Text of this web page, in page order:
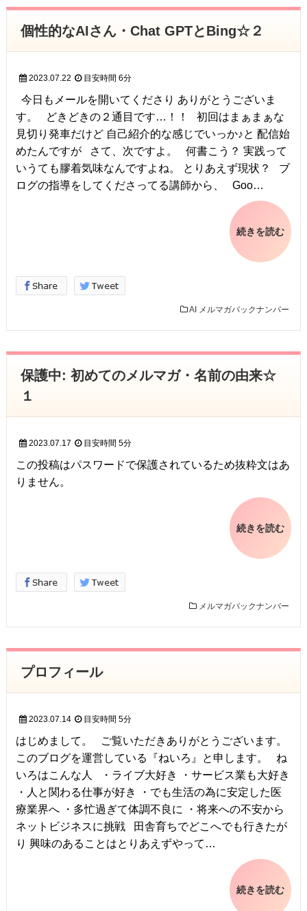
個性的なAIさん・Chat GPTとBing☆２
2023.07.22 目安時間 6分
今日もメールを開いてくださり ありがとうございま
す。 どきどきの２通目です…！！ 初回はまぁまぁな
見切り発車だけど 自己紹介的な感じでいっか♪と 配信始
めたんですが さて、次ですよ。 何書こう？ 実践って
いうても膠着気味なんですよね。 とりあえず現状？ ブ
ログの指導をしてくださってる講師から、 Goo…
続きを読む
AI メルマガバックナンバー
保護中: 初めてのメルマガ・名前の由来☆
１
2023.07.17 目安時間 5分
この投稿はパスワードで保護されているため抜粋文はあ
りません。
続きを読む
メルマガバックナンバー
プロフィール
2023.07.14 目安時間 5分
はじめまして。 ご覧いただきありがとうございます。
このブログを運営している『ねいろ』と申します。 ね
いろはこんな人 ・ライブ大好き ・サービス業も大好き
・人と関わる仕事が好き ・でも生活の為に安定した医
療業界へ ・多忙過ぎて体調不良に ・将来への不安から
ネットビジネスに挑戦 田舎育ちでどこへでも行きたが
り 興味のあることはとりあえずやって…
続きを読む